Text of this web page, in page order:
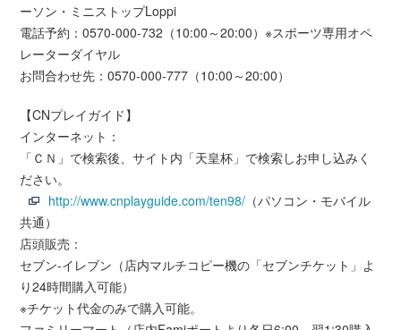
ーソン・ミニストップLoppi
電話予約：0570-000-732（10:00～20:00）※スポーツ専用オペ
レーターダイヤル
お問合わせ先：0570-000-777（10:00～20:00）
【CNプレイガイド】
インターネット：
「ＣＮ」で検索後、サイト内「天皇杯」で検索しお申し込みく
ださい。
http://www.cnplayguide.com/ten98/ （パソコン・モバイル
共通）
店頭販売：
セブン-イレブン（店内マルチコピー機の「セブンチケット」よ
り24時間購入可能）
※チケット代金のみで購入可能。